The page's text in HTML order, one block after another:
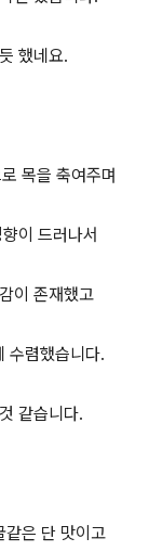
했네요.
목을 축여주며
이 드러나서
이 존재했고
렴했습니다.
같습니다.
같은 단 맛이고